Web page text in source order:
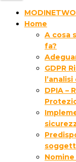
Home
A cosa
fa?
GDPR
DPIA –